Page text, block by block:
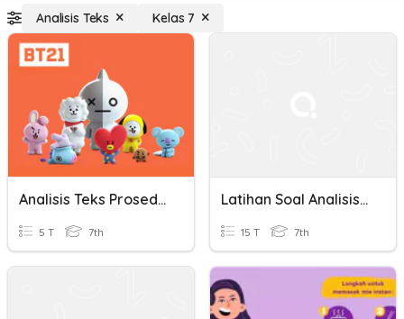
Analisis Teks Kelas 7
Analisis Teks Prosedur
5 T 7th
Latihan Soal Analisis Teks Dan SPOK
15 T 7th